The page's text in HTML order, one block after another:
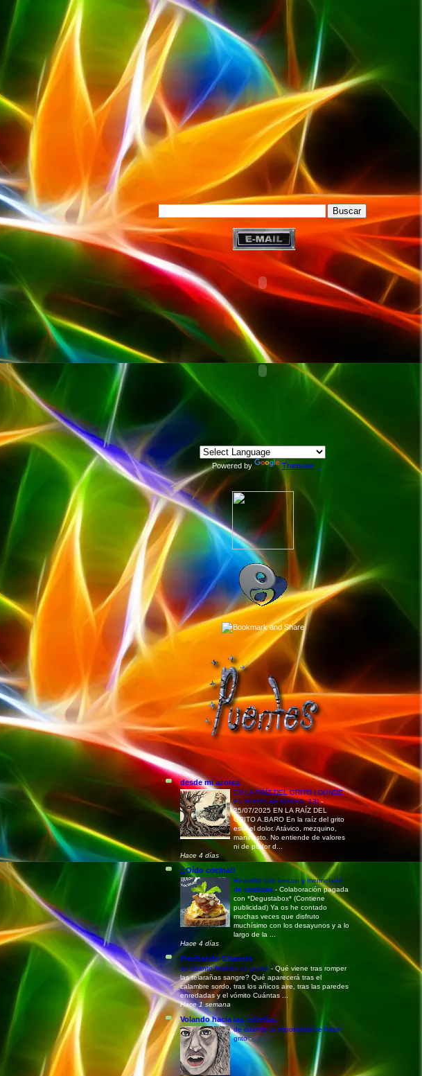
Powered by Translate
desde mi azotea
EN LA RAÍZ DEL GRITO ( DONDE
EL RUIDO SE APAGA, 13)-
25/07/2025 EN LA RAÍZ DEL
GRITO A.BARO En la raíz del grito
está el dolor. Atávico, mezquino,
manifiesto. No entiende de valores
ni de pudor d...
Hace 4 días
¡¡Oído cocina!!
Revuelto con beicon y mermelada
de calabaza - Colaboración pagada
con *Degustabox* (Contiene
publicidad) Ya os he contado
muchas veces que disfruto
muchísimo con los desayunos y a lo
largo de la ...
Hace 4 días
Pinchando Charcos
de cuanto final es un punto - Qué viene tras romper
las telarañas sangre? Qué aparecerá tras el
calambre sordo, tras los añicos aire, tras las paredes
enredadas y el vómito Cuántas ...
Hace 1 semana
Volando hacia las estrellas
de cuando la impotencia se hace
grito-